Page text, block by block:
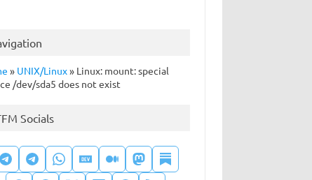
» UNIX/Linux» Linux: mount: special
/dev/sda5 does not exist
Socials